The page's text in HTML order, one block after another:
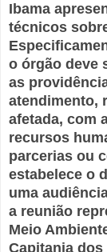
Ibama
técnicos
o órgão deve
as
atendimento,
afetada, com
recursos
parcerias ou
estabelece o
uma
a reunião
Meio
Capitania